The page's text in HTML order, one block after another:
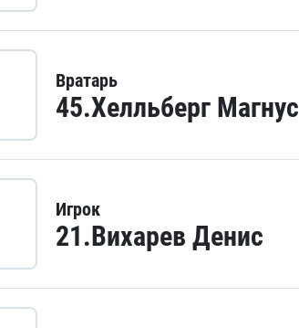
Вратарь
45.Хелльберг Магнус
Игрок
21.Вихарев Денис